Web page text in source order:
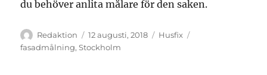
du behöver anlita målare för den saken.
Författare
Redaktion
Publicerat
den
12 augusti, 2018 Kategorier
Husfix
fasadmålning,Stockholm